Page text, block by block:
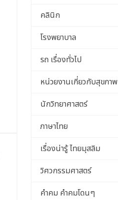
คลินิก
โรงพยาบาล
รถ เรื่องทั่วไป
หน่วยงานเกี่ยวกับสุขภาพ
นักวิทยาศาสตร์
ภาษาไทย
เรื่องน่ารู้ ไทยมุสลิม
วิศวกรรมศาสตร์
คำคม คำคมโดนๆ